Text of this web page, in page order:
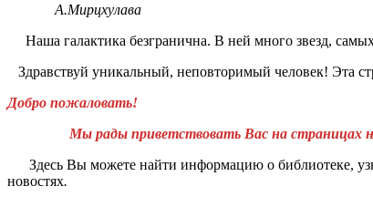
А.Мирцхулава
Наша галактика безгранична. В ней много звезд,
Здравствуй уникальный, неповторимый человек! Эта
Добро пожаловать!
Мы рады приветствовать Вас на страницах
Здесь Вы можете найти информацию о библиотеке,
новостях.